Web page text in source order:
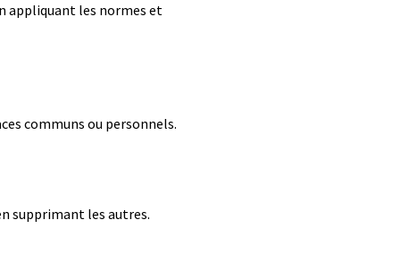
appliquant les normes et
communs ou personnels.
supprimant les autres.